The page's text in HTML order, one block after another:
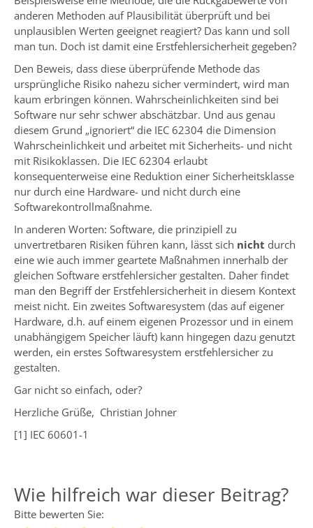
anderen Methoden auf Plausibilität überprüft und bei
unplausiblen Werten geeignet reagiert? Das kann und soll
man tun. Doch ist damit eine Erstfehlersicherheit gegeben?
Den Beweis, dass diese überprüfende Methode das
ursprüngliche Risiko nahezu sicher vermindert, wird man
kaum erbringen können. Wahrscheinlichkeiten sind bei
Software nur sehr schwer abschätzbar. Und aus genau
diesem Grund „ignoriert“ die IEC 62304 die Dimension
Wahrscheinlichkeit und arbeitet mit Sicherheits- und nicht
mit Risikoklassen. Die IEC 62304 erlaubt
konsequenterweise eine Reduktion einer Sicherheitsklasse
nur durch eine Hardware- und nicht durch eine
Softwarekontrollmaßnahme.
In anderen Worten: Software, die prinzipiell zu
unvertretbaren Risiken führen kann, lässt sich nicht durch
eine wie auch immer geartete Maßnahmen innerhalb der
gleichen Software erstfehlersicher gestalten. Daher findet
man den Begriff der Erstfehlersicherheit in diesem Kontext
meist nicht. Ein zweites Softwaresystem (das auf eigener
Hardware, d.h. auf einem eigenen Prozessor und in einem
unabhängigem Speicher läuft) kann hingegen dazu genutzt
werden, ein erstes Softwaresystem erstfehlersicher zu
gestalten.
Gar nicht so einfach, oder?
Herzliche Grüße, Christian Johner
[1] IEC 60601-1
Wie hilfreich war dieser Beitrag?
Bitte bewerten Sie: